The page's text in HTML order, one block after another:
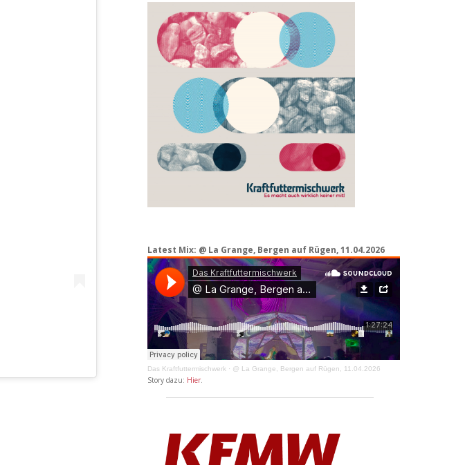
Latest Mix: @ La Grange, Bergen auf Rügen, 11.04.2026
Das Kraftfuttermischwerk · @ La Grange, Bergen auf Rügen, 11.04.2026
Story dazu: Hier.